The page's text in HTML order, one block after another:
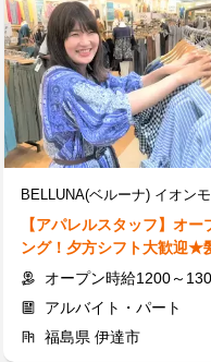
【アパレルスタッフ】オー
ング！夕方シフト大歓迎★
自由◎特別時給1200円～♪
オープン時給1200～1300円 ※通常時給1100～
アルバイト・パート
福島県 伊達市